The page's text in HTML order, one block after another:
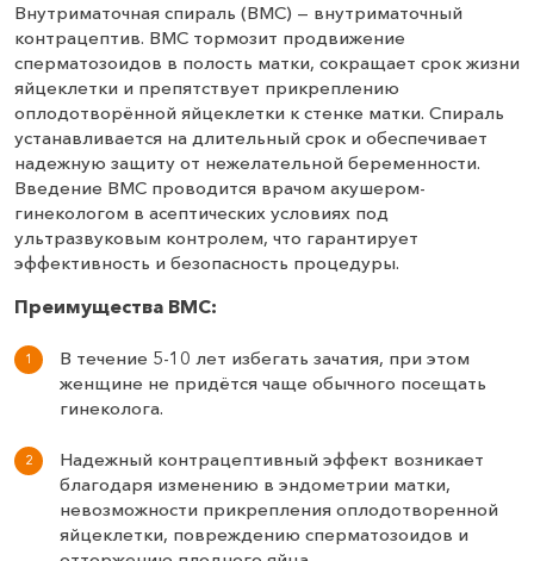
Внутриматочная спираль (ВМС) — внутриматочный
контрацептив. ВМС тормозит продвижение
сперматозоидов в полость матки, сокращает срок жизни
яйцеклетки и препятствует прикреплению
оплодотворённой яйцеклетки к стенке матки. Спираль
устанавливается на длительный срок и обеспечивает
надежную защиту от нежелательной беременности.
Введение ВМС проводится врачом акушером-
гинекологом в асептических условиях под
ультразвуковым контролем, что гарантирует
эффективность и безопасность процедуры.
Преимущества ВМС:
В течение 5-10 лет избегать зачатия, при этом
женщине не придётся чаще обычного посещать
гинеколога.
Надежный контрацептивный эффект возникает
благодаря изменению в эндометрии матки,
невозможности прикрепления оплодотворенной
яйцеклетки, повреждению сперматозоидов и